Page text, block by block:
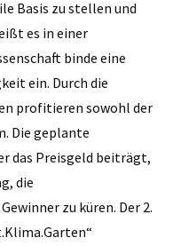
Basis zu stellen und
es in einer
binde eine
ein. Durch die
profitieren sowohl der
Die geplante
das Preisgeld beiträgt,
die
zu küren. Der 2.